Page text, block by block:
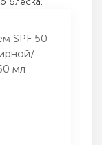
SPF 50
мл